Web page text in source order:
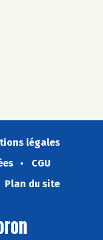
légales
CGU
Plan du site